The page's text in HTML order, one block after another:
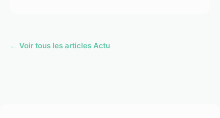
← Voir tous les articles Actu